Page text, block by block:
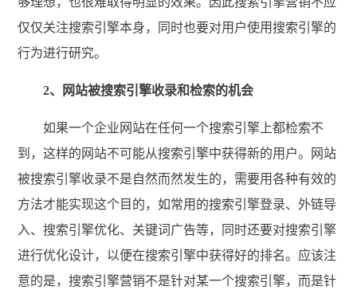
仅仅关注搜索引擎本身，同时也要对用户使用搜索引擎的
行为进行研究。
2、网站被搜索引擎收录和检索的机会
如果一个企业网站在任何一个搜索引擎上都检索不
到，这样的网站不可能从搜索引擎中获得新的用户。网站
被搜索引擎收录不是自然而然发生的，需要用各种有效的
方法才能实现这个目的，如常用的搜索引擎登录、外链导
入、搜索引擎优化、关键词广告等，同时还要对搜索引擎
进行优化设计，以便在搜索引擎中获得好的排名。应该注
意的是，搜索引擎营销不是针对某一个搜索引擎，而是针